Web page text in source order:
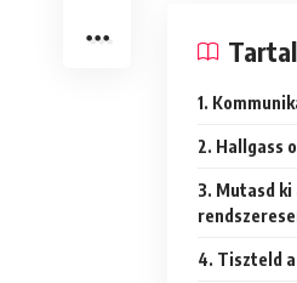
1.
2. Hallgass
3. Mutasd
4. Tiszteld